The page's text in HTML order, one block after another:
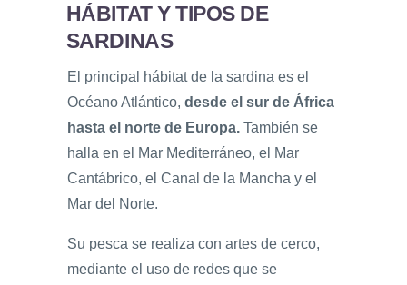
HÁBITAT Y TIPOS DE
SARDINAS
El principal hábitat de la sardina es el
Océano Atlántico, desde el sur de África
hasta el norte de Europa. También se
halla en el Mar Mediterráneo, el Mar
Cantábrico, el Canal de la Mancha y el
Mar del Norte.
Su pesca se realiza con artes de cerco,
mediante el uso de redes que se